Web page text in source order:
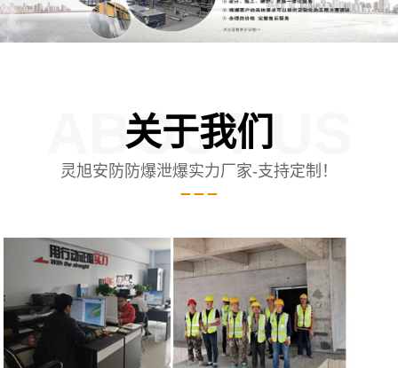
关于我们
ABOUT US
灵旭安防防爆泄爆实力厂家-支持定制！